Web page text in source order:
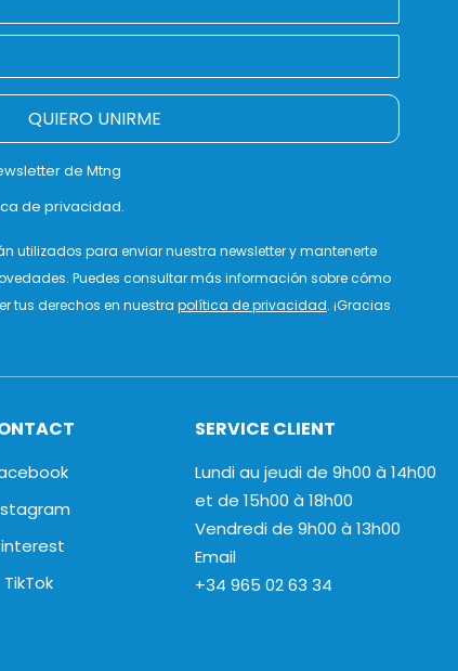
QUIERO UNIRME
de Mtng
de privacidad.
utilizados para enviar nuestra newsletter y mantenerte
Puedes consultar más información sobre cómo
tus derechos en nuestra política de privacidad. ¡Gracias
TikTok
SERVICE CLIENT
Lundi au jeudi de 9h00 à 14h00
et de 15h00 à 18h00
Vendredi de 9h00 à 13h00
Email
+34 965 02 63 34